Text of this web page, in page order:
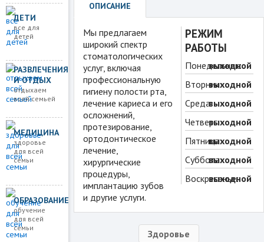
ДЕТИ
все для
детей
РАЗВЛЕЧЕНИЯ
И ОТДЫХ
отдыхаем
всей семьей
МЕДИЦИНА
здоровье
для всей
семьи
ОБРАЗОВАНИЕ
обучение
для всей
семьи
ОПИСАНИЕ
Мы предлагаем
широкий спектр
стоматологических
услуг, включая
профессиональную
гигиену полости рта,
лечение кариеса и его
осложнений,
протезирование,
ортодонтическое
лечение,
хирургические
процедуры,
имплантацию зубов
и другие услуги.
РЕЖИМ
РАБОТЫ
Понедельник:
выходной
Вторник:выходной
Среда:выходной
Четверг:выходной
Пятница:выходной
Суббота:выходной
Воскресенье:
выходной
Здоровье